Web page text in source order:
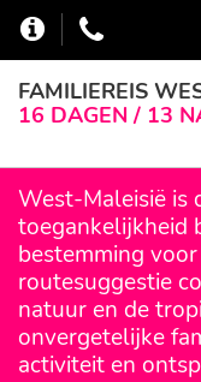
FAMILIEREIS
16 DAGEN / 13
West-Maleisië is
toegankelijkheid
bestemming
routesuggestie
natuur en de
onvergetelijke
activiteit en